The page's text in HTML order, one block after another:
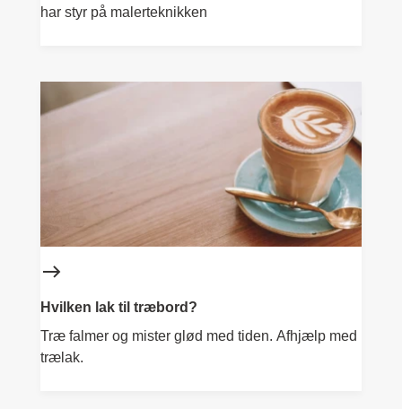
har styr på malerteknikken
Hvilken lak til træbord?
Træ falmer og mister glød med tiden. Afhjælp med
trælak.